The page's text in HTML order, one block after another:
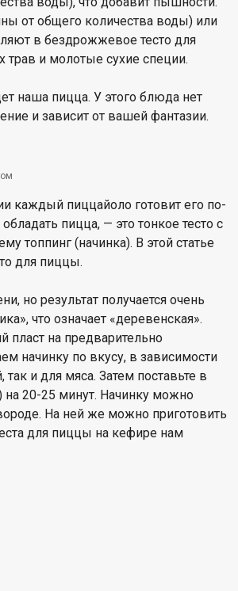
от общего количества воды) или
в бездрожжевое тесто для
и молотые сухие специи.
наша пицца. У этого блюда нет
и зависит от вашей фантазии.
каждый пиццайоло готовит его по-
пицца, — это тонкое тесто с
топпинг (начинка). В этой статье
для пиццы.
но результат получается очень
что означает «деревенская».
пласт на предварительно
начинку по вкусу, в зависимости
и для мяса. Затем поставьте в
на 20-25 минут. Начинку можно
На ней же можно приготовить
для пиццы на кефире нам